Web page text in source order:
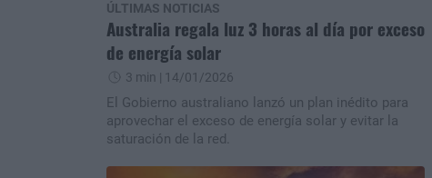
ÚLTIMAS NOTICIAS
Australia regala luz 3 horas al día por exceso
de energía solar
3 min | 14/01/2026
El Gobierno australiano lanzó un plan inédito para
aprovechar el exceso de energía solar y evitar la
saturación de la red.